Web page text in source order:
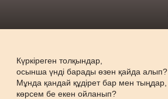
Күркіреген толқындар,
осынша үнді барады өзен қайда алып?
Мұнда қандай құдірет бар мен тыңдар,
көрсем бе екен ойланып?